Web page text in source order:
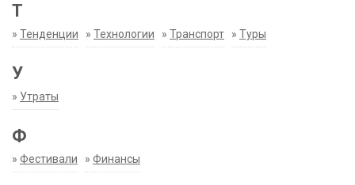
Т
» Тенденции » Технологии » Транспорт » Туры
У
» Утраты
Ф
» Фестивали » Финансы